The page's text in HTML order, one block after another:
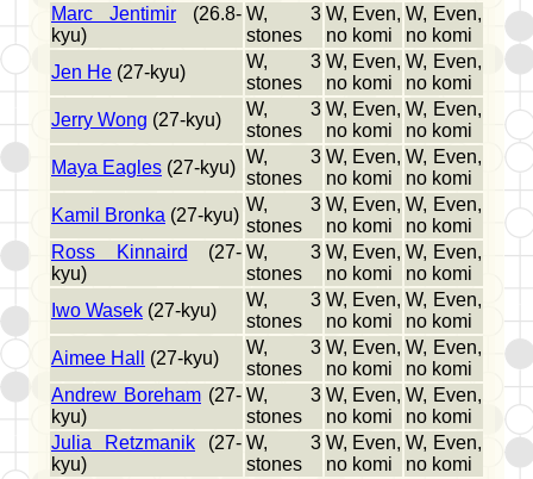
Marc Jentimir (26.8-
kyu)
W, 3
stones
W, Even,
no komi
W, Even,
no komi
Jen He (27-kyu)
W, 3
stones
W, Even,
no komi
W, Even,
no komi
Jerry Wong (27-kyu)
W, 3
stones
W, Even,
no komi
W, Even,
no komi
Maya Eagles (27-kyu)
W, 3
stones
W, Even,
no komi
W, Even,
no komi
Kamil Bronka (27-kyu)
W, 3
stones
W, Even,
no komi
W, Even,
no komi
Ross Kinnaird (27-
kyu)
W, 3
stones
W, Even,
no komi
W, Even,
no komi
Iwo Wasek (27-kyu)
W, 3
stones
W, Even,
no komi
W, Even,
no komi
Aimee Hall
(27-kyu)
W, 3
stones
W, Even,
no komi
W, Even,
no komi
Andrew Boreham (27-
kyu)
W, 3
stones
W, Even,
no komi
W, Even,
no komi
Julia Retzmanik (27-
kyu)
W, 3
stones
W, Even,
no komi
W, Even,
no komi